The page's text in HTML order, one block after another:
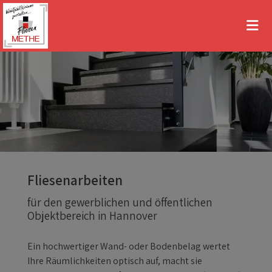
Fliesenarbeiten
für den gewerblichen und öffentlichen
Objektbereich in Hannover
Ein hochwertiger Wand- oder Bodenbelag wertet
Ihre Räumlichkeiten optisch auf, macht sie